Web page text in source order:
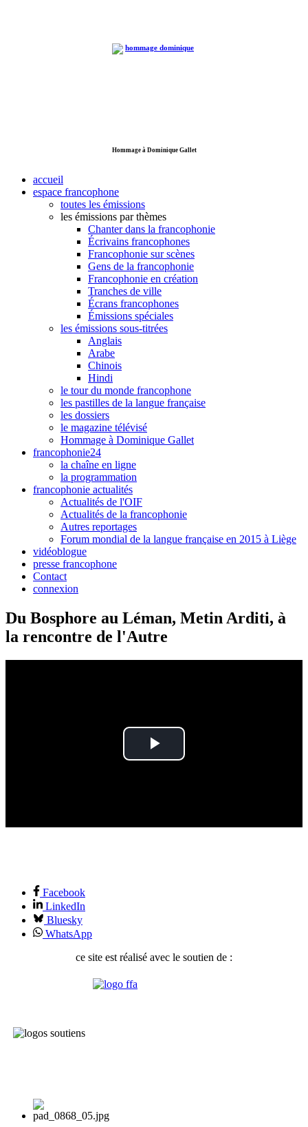
Hommage à Dominique Gallet
accueil
espace francophone
toutes les émissions
les émissions par thèmes
Chanter dans la francophonie
Écrivains francophones
Francophonie sur scènes
Gens de la francophonie
Francophonie en création
Tranches de ville
Écrans francophones
Émissions spéciales
les émissions sous-titrées
Anglais
Arabe
Chinois
Hindi
le tour du monde francophone
les pastilles de la langue française
les dossiers
le magazine télévisé
Hommage à Dominique Gallet
francophonie24
la chaîne en ligne
la programmation
francophonie actualités
Actualités de l'OIF
Actualités de la francophonie
Autres reportages
Forum mondial de la langue française en 2015 à Liège
vidéoblogue
presse francophone
Contact
connexion
Du Bosphore au Léman, Metin Arditi, à
la rencontre de l'Autre
Play
Facebook
LinkedIn
Bluesky
WhatsApp
ce site est réalisé avec le soutien de :